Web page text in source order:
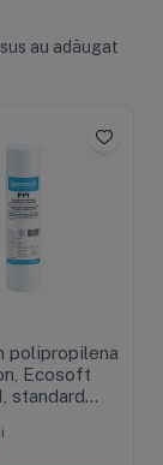
au adăugat
polipropilena
Ecosoft
standard